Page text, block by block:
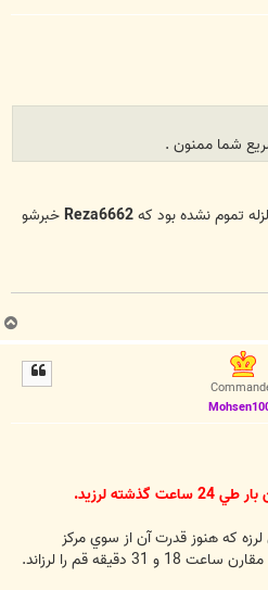
شما ممنون .
تموم نشده بود كهReza6662 خبرشو
لرزيد.
كه هنوز قدرت آن از سوي مركز
قم را لرزاند.